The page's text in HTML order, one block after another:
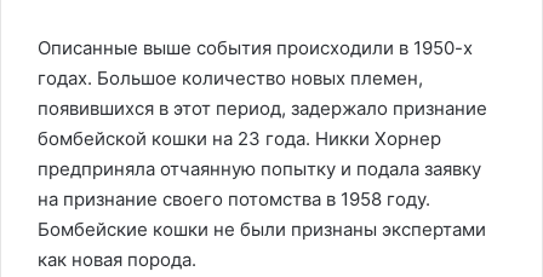
Описанные выше события происходили в 1950-х
годах. Большое количество новых племен,
появившихся в этот период, задержало признание
бомбейской кошки на 23 года. Никки Хорнер
предприняла отчаянную попытку и подала заявку
на признание своего потомства в 1958 году.
Бомбейские кошки не были признаны экспертами
как новая порода.